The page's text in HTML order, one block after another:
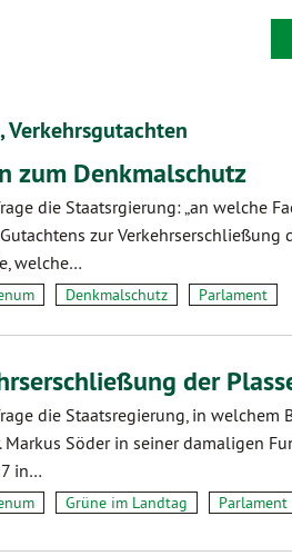
Verkehrsgutachten
zum Denkmalschutz
die Staatsrgierung: „an welche
zur Verkehrserschließung
welche…
Denkmalschutz Parlament
der
die Staatsregierung, in welchem
Markus Söder in seiner damaligen
in…
Grüne im Landtag Parlament